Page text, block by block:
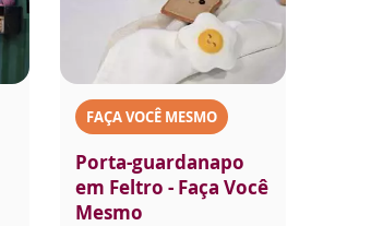
FAÇA VOCÊ MESMO
Porta-guardanapo
em Feltro - Faça Você
Mesmo